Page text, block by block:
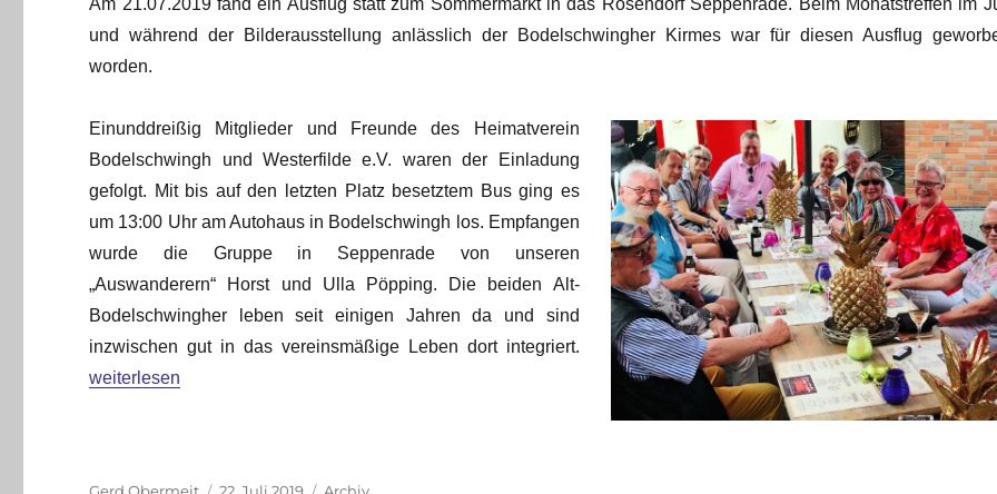
und während der Bilderausstellung anlässlich der Bodelschwingher Kirmes war für diesen Ausflug
worden.
Einunddreißig Mitglieder und Freunde des Heimatverein
Bodelschwingh und Westerfilde e.V. waren der Einladung
gefolgt. Mit bis auf den letzten Platz besetztem Bus ging es
um 13:00 Uhr am Autohaus in Bodelschwingh los. Empfangen
wurde die Gruppe in Seppenrade von unseren
„Auswanderern“ Horst und Ulla Pöpping. Die beiden Alt-
Bodelschwingher leben seit einigen Jahren da und sind
inzwischen gut in das vereinsmäßige Leben dort integriert.
„Ausflug nach Seppenrade am 21.07.2019“
weiterlesen
Autor
Gerd Obermeit
Veröffentlicht
22. Juli 2019 Kategorien
Archiv